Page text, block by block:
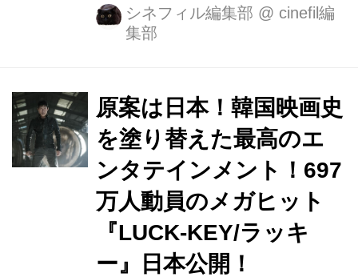
照之という人気俳優の共演で話題とな
り、大ヒットを記録した内田けんじ監
たる映画賞を受賞した秀逸なストーリ
ーを元に、韓国映画らしいエクストリ
ームなテイスト を加え大胆にアレンジ
しております。 主演に、今まで「名脇
役」のイメージが強かった個性派の名
優ユ・ヘ ジンを迎えた大胆なキャステ
ィングも功を奏し、韓国で大ヒットを
記 録。 2週連続1位にも輝き、動員697
シネフィル編集部 @ cinefil編
集部
原案は日本！韓国映画史
を塗り替えた最高のエ
ンタテインメント！697
万人動員のメガヒット
『LUCK-KEY/ラッキ
ー』日本公開！